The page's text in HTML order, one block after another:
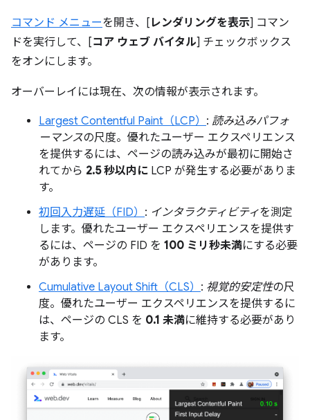
コマンド メニューを開き、[ レンダリングを表示] コマン
ドを実行して、[コア ウェブ バイタル] チェックボックス
をオンにします。
オーバーレイには現在、次の情報が表示されます。
Largest Contentful Paint（LCP） : 読み込みパフォ
ーマンスの尺度。優れたユーザー エクスペリエンス
を提供するには、ページの読み込みが最初に開始さ
れてから 2.5 秒以内に LCP が発生する必要がありま
す。
初回入力遅延（FID） : インタラクティビティを測定
します。優れたユーザー エクスペリエンスを提供す
るには、ページの FID を 100 ミリ秒未満にする必要
があります。
Cumulative Layout Shift（CLS） : 視覚的安定性の尺
度。優れたユーザー エクスペリエンスを提供するに
は、ページの CLS を 0.1 未満に維持する必要があり
ます。